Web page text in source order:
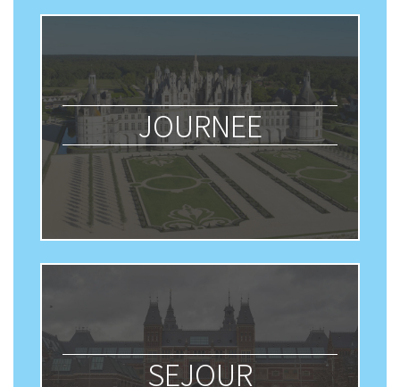
JOURNEE
SEJOUR